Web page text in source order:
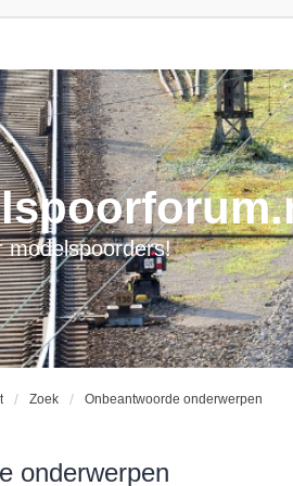
modelspoorders!
Zoek Onbeantwoorde onderwerpen
onderwerpen